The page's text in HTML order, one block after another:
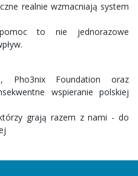
realnie wzmacniają system
to nie jednorazowe
Pho3nix Foundation oraz
wspieranie polskiej
grają razem z nami - do